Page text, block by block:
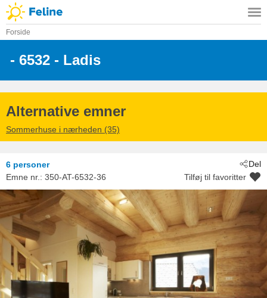
Forside
- 6532 - Ladis
Alternative emner
Sommerhuse i nærheden (35)
Del
6 personer
Emne nr.: 350-AT-6532-36 Tilføj til favoritter